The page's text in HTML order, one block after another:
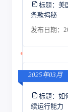
标题： 美
条款揭秘
发布日期：
2025年03月
标题： 如
续运行能力